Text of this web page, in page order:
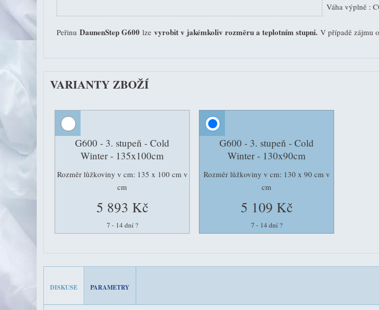
Váha výplně :
Peřinu DaunenStep G600 lze vyrobit v jakémkoliv rozměru a teplotním stupni. V případě zájmu
VARIANTY ZBOŽÍ
G600 - 3. stupeň - Cold
Winter - 135x100cm
Rozměr lůžkoviny v cm: 135 x 100 cm v
cm
5 893 Kč
7 - 14 dní ?
G600 - 3. stupeň - Cold
Winter - 130x90cm
Rozměr lůžkoviny v cm: 130 x 90 cm v
cm
5 109 Kč
7 - 14 dní ?
DISKUSE PARAMETRY